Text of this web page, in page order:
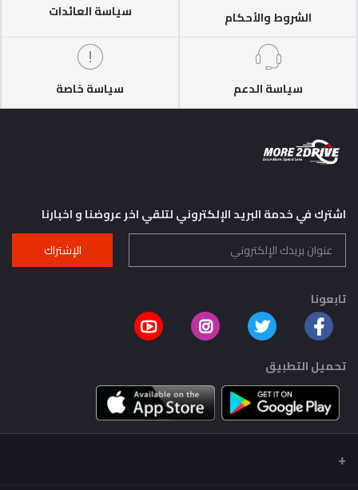
الشروط والأحكام سياسة العائدات
سياسة الدعم سياسة خاصة
اشترك في خدمة البريد الإلكتروني لتلقي اخر عروضنا و اخبارنا
الإشتراك
تابعونا
تحميل التطبيق